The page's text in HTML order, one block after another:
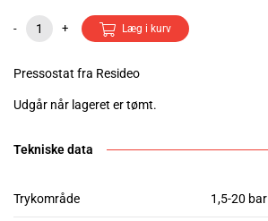
- + Læg i kurv
Pressostat fra Resideo
Udgår når lageret er tømt.
Tekniske data
Trykområde 1,5-20 bar